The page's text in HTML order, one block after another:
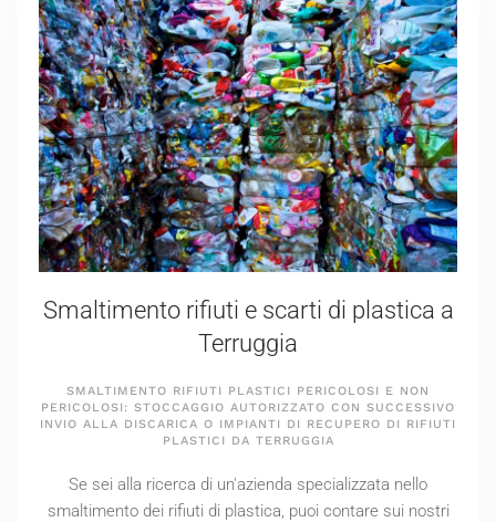
Smaltimento rifiuti e scarti di plastica a
Terruggia
SMALTIMENTO RIFIUTI PLASTICI PERICOLOSI E NON
PERICOLOSI: STOCCAGGIO AUTORIZZATO CON SUCCESSIVO
INVIO ALLA DISCARICA O IMPIANTI DI RECUPERO DI RIFIUTI
PLASTICI DA TERRUGGIA
Se sei alla ricerca di un'azienda specializzata nello
smaltimento dei rifiuti di plastica, puoi contare sui nostri